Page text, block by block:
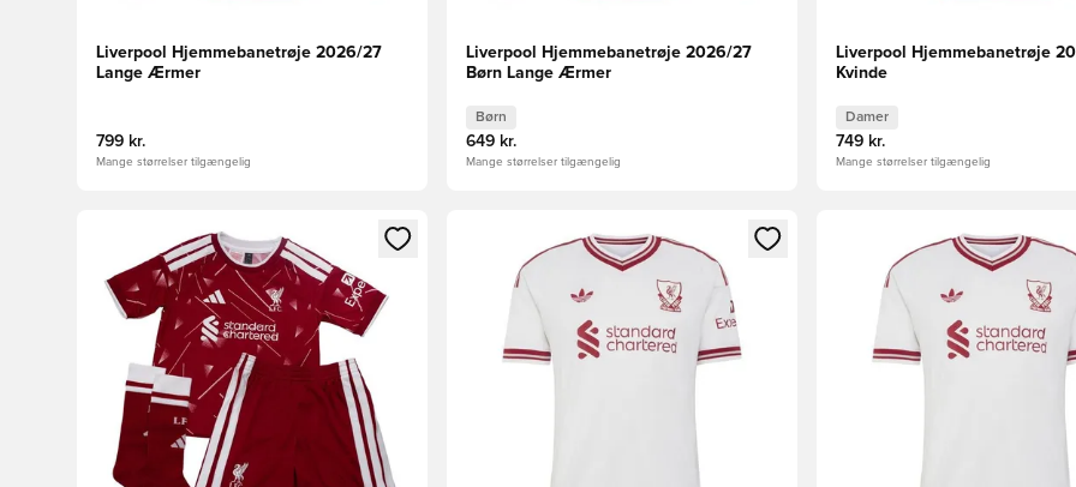
Liverpool Hjemmebanetrøje 2026/27
Lange Ærmer
799 kr.
Mange størrelser tilgængelig
Liverpool Hjemmebanetrøje 2026/27
Børn Lange Ærmer
Børn
649 kr.
Mange størrelser tilgængelig
Liverpool Hjemmebanetrøje
Kvinde
Damer
749 kr.
Mange størrelser tilgængelig
Åbner en Modal til at logge ind eller tilmelde dig som medlemÅbner en Modal til at logge ind eller tilmelde dig som medlem
Åbner en Modal til at logge